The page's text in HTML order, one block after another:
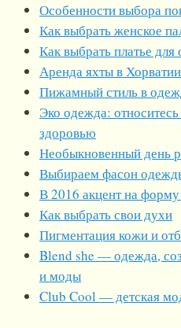
Особенности выбора
Как выбрать женское
Как выбрать платье для
Аренда яхты в
Пижамный стиль в
Эко одежда:
здоровью
Необыкновенный день
Выбираем фасон
В 2016 акцент на
Как выбрать свои духи
Пигментация кожи и
Blend she — одежда,
и моды
Club Cool — детская